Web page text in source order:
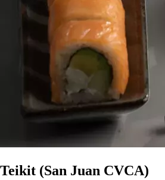
Teikit (San Juan CVCA)